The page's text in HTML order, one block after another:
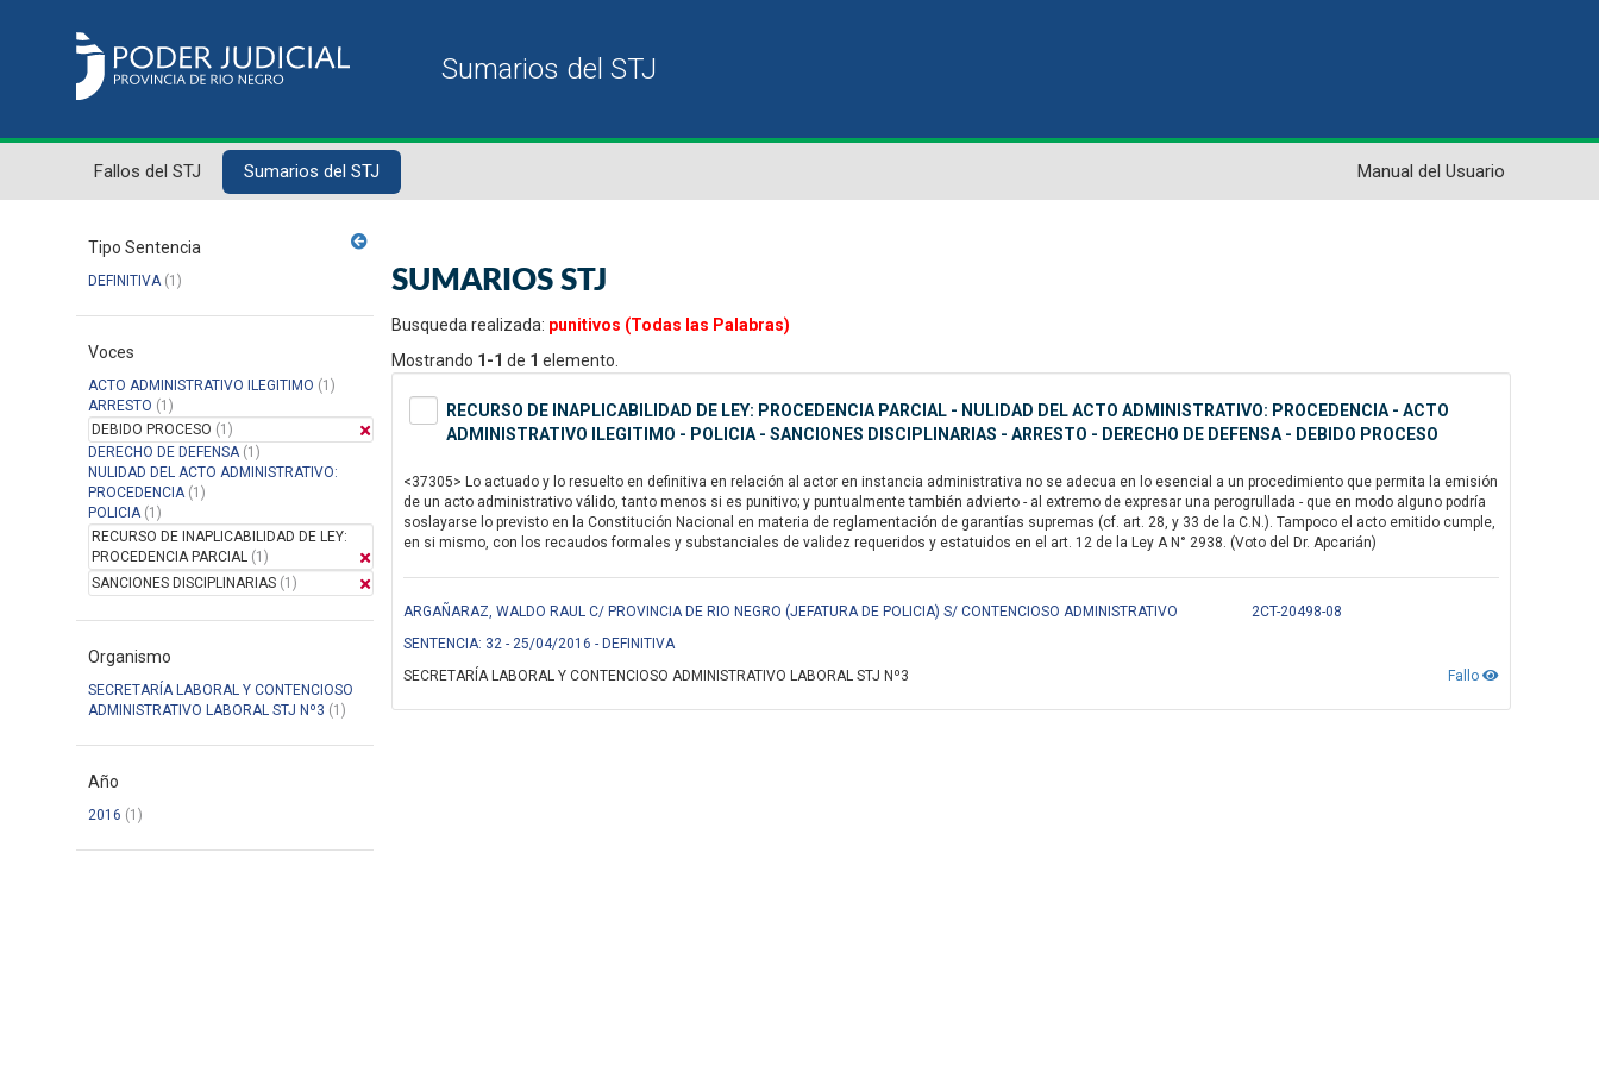
Fallos del STJ Sumarios del STJ Manual del Usuario
Tipo Sentencia
DEFINITIVA(1)
Voces
ACTO ADMINISTRATIVO ILEGITIMO (1)
ARRESTO (1)
DEBIDO PROCESO (1)
DERECHO DE DEFENSA(1)
NULIDAD DEL ACTO ADMINISTRATIVO:
PROCEDENCIA(1)
POLICIA(1)
RECURSO DE INAPLICABILIDAD DE LEY:
PROCEDENCIA PARCIAL (1)
SANCIONES DISCIPLINARIAS (1)
Organismo
SECRETARÍA LABORAL Y CONTENCIOSO
ADMINISTRATIVO LABORAL STJ Nº3 (1)
Año
2016 (1)
SUMARIOS STJ
Busqueda realizada: punitivos (Todas las Palabras)
Mostrando 1-1 de 1 elemento.
RECURSO DE INAPLICABILIDAD DE LEY: PROCEDENCIA PARCIAL - NULIDAD DEL ACTO ADMINISTRATIVO: PROCEDENCIA - ACTO
ADMINISTRATIVO ILEGITIMO - POLICIA - SANCIONES DISCIPLINARIAS - ARRESTO - DERECHO DE DEFENSA - DEBIDO PROCESO
<37305> Lo actuado y lo resuelto en definitiva en relación al actor en instancia administrativa no se adecua en lo esencial a un procedimiento que permita la emisión
de un acto administrativo válido, tanto menos si es punitivo; y puntualmente también advierto - al extremo de expresar una perogrullada - que en modo alguno podría
soslayarse lo previsto en la Constitución Nacional en materia de reglamentación de garantías supremas (cf. art. 28, y 33 de la C.N.). Tampoco el acto emitido cumple,
en si mismo, con los recaudos formales y substanciales de validez requeridos y estatuidos en el art. 12 de la Ley A N° 2938. (Voto del Dr. Apcarián)
ARGAÑARAZ, WALDO RAUL C/ PROVINCIA DE RIO NEGRO (JEFATURA DE POLICIA) S/ CONTENCIOSO ADMINISTRATIVO
2CT-20498-08
SENTENCIA: 32 - 25/04/2016 - DEFINITIVA
Fallo
SECRETARÍA LABORAL Y CONTENCIOSO ADMINISTRATIVO LABORAL STJ Nº3